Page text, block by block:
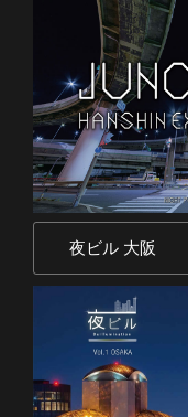
夜ビル 大阪